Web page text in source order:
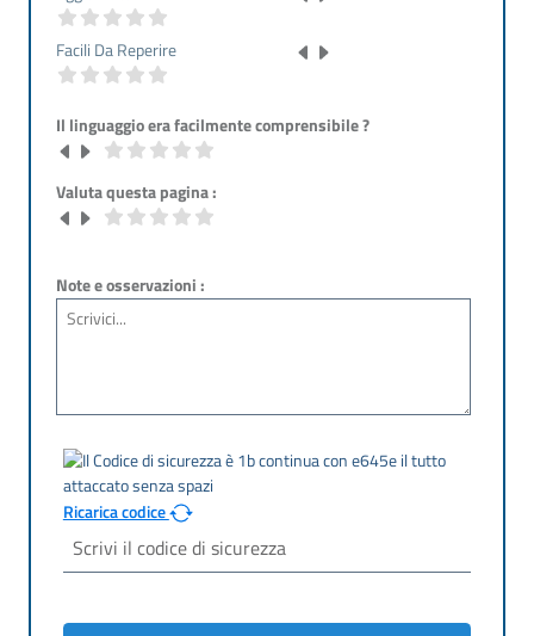
Facili Da Reperire
Il linguaggio era facilmente comprensibile ?
Valuta questa pagina :
Note e osservazioni :
Ricarica codice